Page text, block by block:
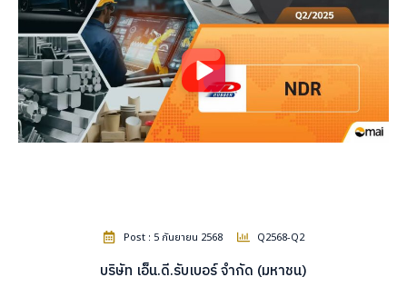
Post : 5 กันยายน 2568 Q2568-Q2
บริษัท เอ็น.ดี.รับเบอร์ จำกัด (มหาชน)